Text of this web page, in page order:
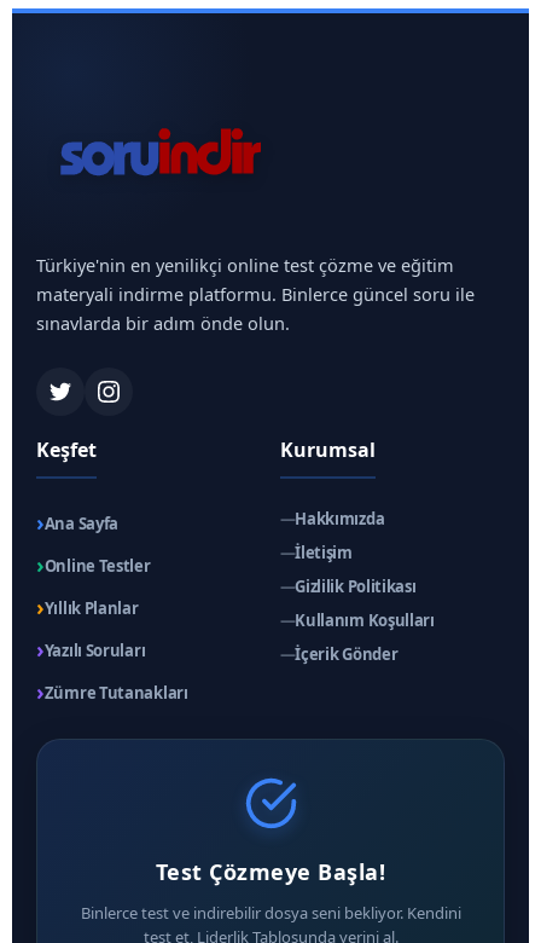
Türkiye'nin en yenilikçi online test çözme ve eğitim
materyali indirme platformu. Binlerce güncel soru ile
sınavlarda bir adım önde olun.
Keşfet
›Ana Sayfa
›Online Testler
›Yıllık Planlar
›Yazılı Soruları
›Zümre Tutanakları
Kurumsal
—Hakkımızda
—İletişim
—Gizlilik Politikası
—Kullanım Koşulları
—İçerik Gönder
Test Çözmeye Başla!
Binlerce test ve indirebilir dosya seni bekliyor. Kendini
test et, Liderlik Tablosunda yerini al.